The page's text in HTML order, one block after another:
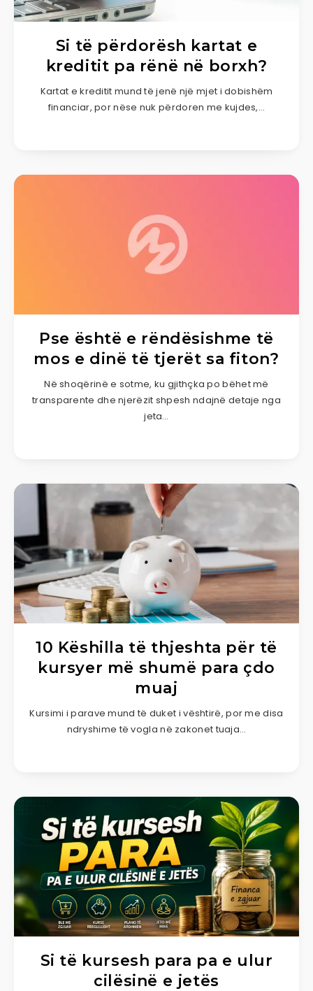
Si të përdorësh kartat e
kreditit pa rënë në borxh?
Kartat e kreditit mund të jenë një mjet i dobishëm
financiar, por nëse nuk përdoren me kujdes,…
Pse është e rëndësishme të
mos e dinë të tjerët sa fiton?
Në shoqërinë e sotme, ku gjithçka po bëhet më
transparente dhe njerëzit shpesh ndajnë detaje nga
jeta…
10 Këshilla të thjeshta për të
kursyer më shumë para çdo
muaj
Kursimi i parave mund të duket i vështirë, por me disa
ndryshime të vogla në zakonet tuaja…
Si të kursesh para pa e ulur
cilësinë e jetës